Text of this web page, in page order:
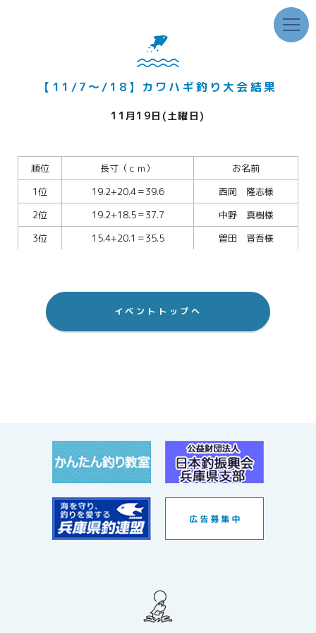
【11/7～/18】カワハギ釣り大会結果
11月19日(土曜日)
順位 長寸（ｃｍ）
お名前
1位
19.2+20.4＝39.6
西岡 隆志様
2位
19.2+18.5＝37.7
中野 真樹様
3位
15.4+20.1＝35.5 曽田 晋吾様
イベントトップへ